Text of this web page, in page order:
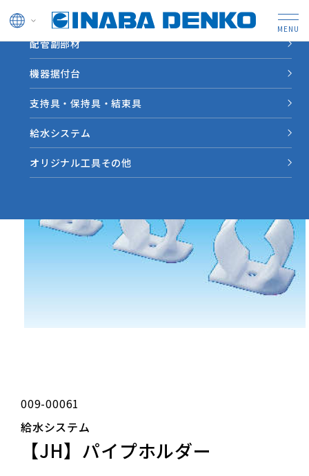
ドレン管
配管副部材
機器据付台
支持具・保持具・結束具
給水システム
オリジナル工具その他
HOME 製品情報 【JH】パイプホルダー
009-00061
給水システム
【JH】パイプホルダー